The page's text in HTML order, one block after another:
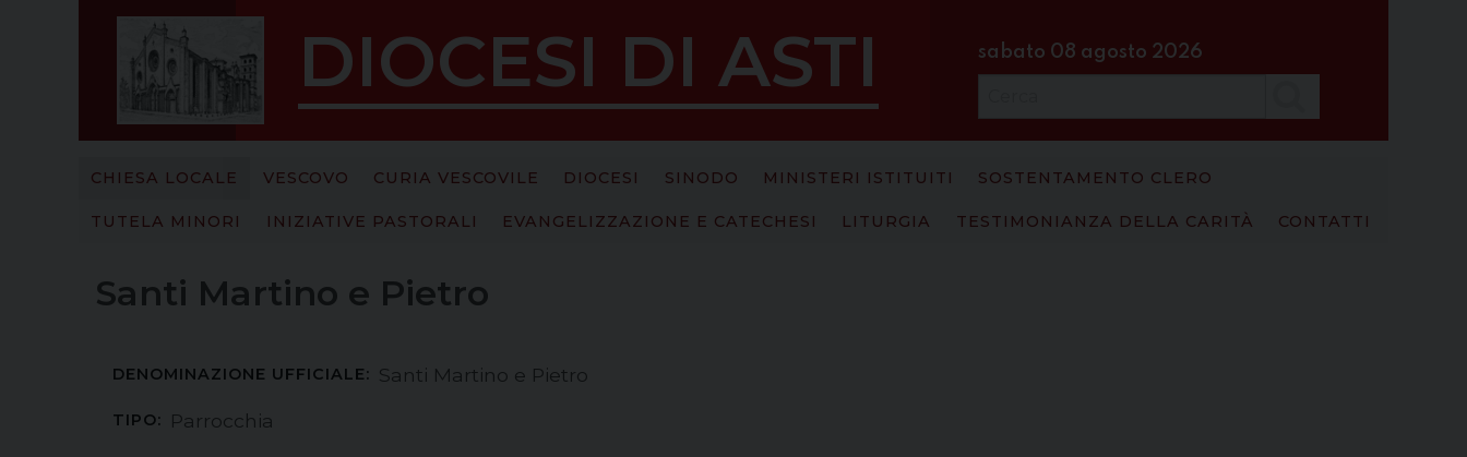
sabato 08 agosto 2026
DIOCESI DI ASTI
CHIESA LOCALE VESCOVO CURIA VESCOVILE DIOCESI SINODO MINISTERI ISTITUITI SOSTENTAMENTO CLERO
TUTELA MINORI INIZIATIVE PASTORALI EVANGELIZZAZIONE E CATECHESI LITURGIA TESTIMONIANZA DELLA CARITÀ CONTATTI
Santi Martino e Pietro
DENOMINAZIONE UFFICIALE: Santi Martino e Pietro
TIPO: Parrocchia